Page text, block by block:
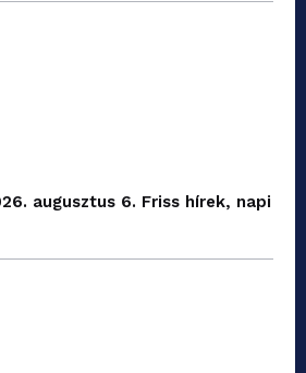
augusztus 6. Friss hírek, napi